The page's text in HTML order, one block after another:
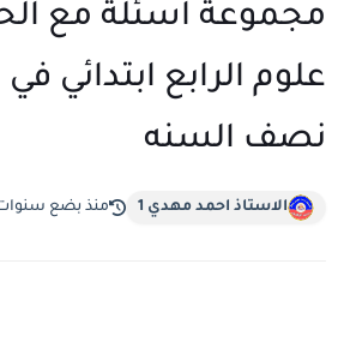
مجموعة اسئلة مع
علوم الرابع ابتدائي
نصف السنه
الاستاذ احمد مهدي 1 منذ بضع